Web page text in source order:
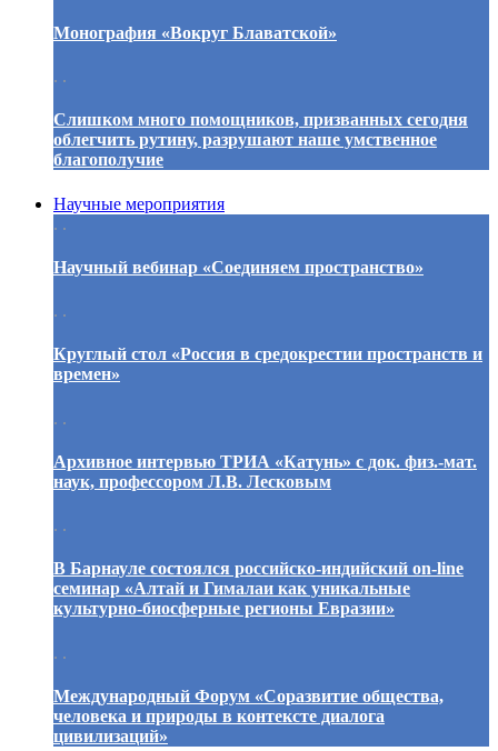
Монография «Вокруг Блаватской»
. .
Слишком много помощников, призванных сегодня
облегчить рутину, разрушают наше умственное
благополучие
Научные мероприятия
. .
Научный вебинар «Соединяем пространство»
. .
Круглый стол «Россия в средокрестии пространств и
времен»
. .
Архивное интервью ТРИА «Катунь» с док. физ.-мат.
наук, профессором Л.В. Лесковым
. .
В Барнауле состоялся российско-индийский on-line
семинар «Алтай и Гималаи как уникальные
культурно-биосферные регионы Евразии»
. .
Международный Форум «Соразвитие общества,
человека и природы в контексте диалога
цивилизаций»